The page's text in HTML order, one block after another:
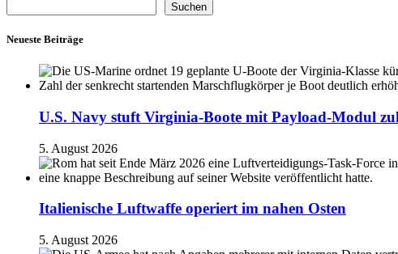
Suchen
Neueste Beiträge
U.S. Navy stuft Virginia-Boote mit Payload-Modul
5. August 2026
Italienische Luftwaffe operiert im nahen Osten
5. August 2026